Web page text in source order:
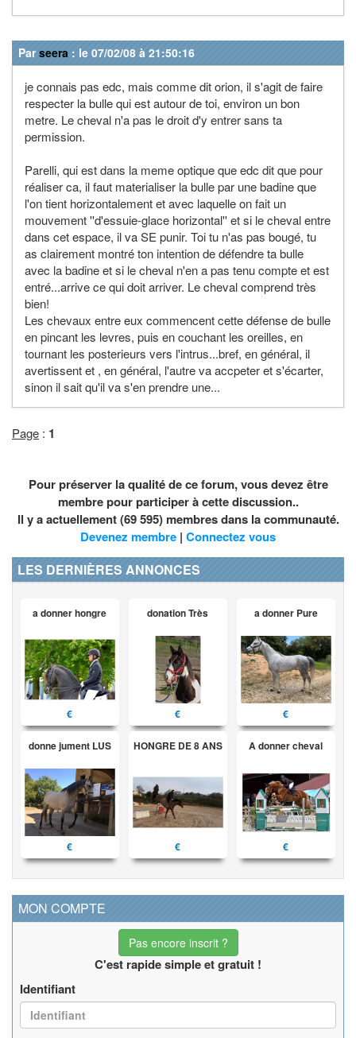
Parseera : le 07/02/08 à 21:50:16
je connais pas edc, mais comme dit orion, il s'agit de faire
respecter la bulle qui est autour de toi, environ un bon
metre. Le cheval n'a pas le droit d'y entrer sans ta
permission.
Parelli, qui est dans la meme optique que edc dit que pour
réaliser ca, il faut materialiser la bulle par une badine que
l'on tient horizontalement et avec laquelle on fait un
mouvement ''d'essuie-glace horizontal'' et si le cheval entre
dans cet espace, il va SE punir. Toi tu n'as pas bougé, tu
as clairement montré ton intention de défendre ta bulle
avec la badine et si le cheval n'en a pas tenu compte et est
entré...arrive ce qui doit arriver. Le cheval comprend très
bien!
Les chevaux entre eux commencent cette défense de bulle
en pincant les levres, puis en couchant les oreilles, en
tournant les posterieurs vers l'intrus...bref, en général, il
avertissent et , en général, l'autre va accpeter et s'écarter,
sinon il sait qu'il va s'en prendre une...
Page : 1
Pour préserver la qualité de ce forum, vous devez être
membre pour participer à cette discussion..
Il y a actuellement (69 595) membres dans la communauté.
Devenez membre | Connectez vous
LES DERNIÈRES ANNONCES
a donner hongre
€
donation Très
€
a donner Pure
€
donne jument LUS
€
HONGRE DE 8 ANS
€
A donner cheval
€
MON COMPTE
Pas encore inscrit ?
C'est rapide simple et gratuit !
Identifiant